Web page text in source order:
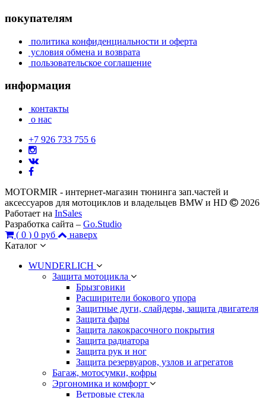
покупателям
политика конфиденциальности и оферта
условия обмена и возврата
пользовательское соглашение
информация
контакты
о нас
+7 926 733 755 6
MOTORMIR - интернет-магазин тюнинга зап.частей и
аксессуаров для мотоциклов и владельцев BMW и HD
2026
Работает на InSales
Разработка сайта – Go.Studio
( 0 ) 0 руб
наверх
Каталог
WUNDERLICH
Защита мотоцикла
Брызговики
Расширители бокового упора
Защитные дуги, слайдеры, защита двигателя
Защита фары
Защита лакокрасочного покрытия
Защита радиатора
Защита рук и ног
Защита резервуаров, узлов и агрегатов
Багаж, мотосумки, кофры
Эргономика и комфорт
Ветровые стекла